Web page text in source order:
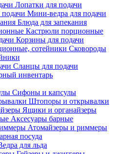
Лопатки для подачи
Мини-ведра для подачи
Блюда для запекания
Кастрюли порционные
Корзины для подачи
Сковороды
Сланцы для подачи
инвентарь
Сифоны и капсулы
Штопоры и открывалки
Ящики и органайзеры
Аксесуары барные
Атомайзеры и риммеры
посуда
для льда